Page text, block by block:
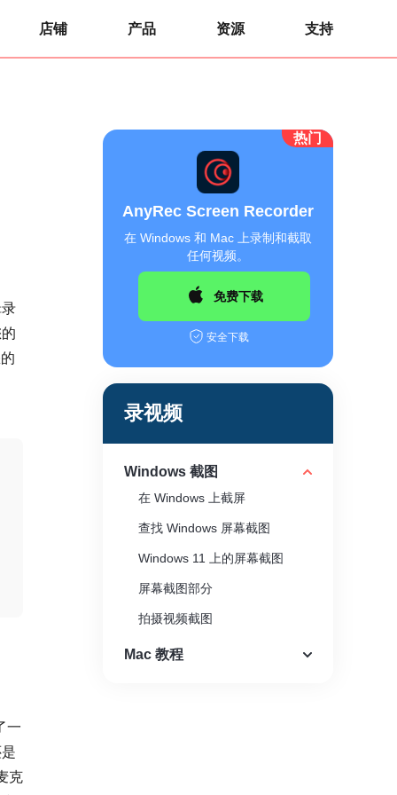
店铺 产品 资源 支持
热门
AnyRec Screen Recorder
在 Windows 和 Mac 上录制和截取
任何视频。
免费下载
安全下载
录视频
Windows 截图
在 Windows 上截屏
查找 Windows 屏幕截图
Windows 11 上的屏幕截图
屏幕截图部分
拍摄视频截图
Mac 教程
一
克